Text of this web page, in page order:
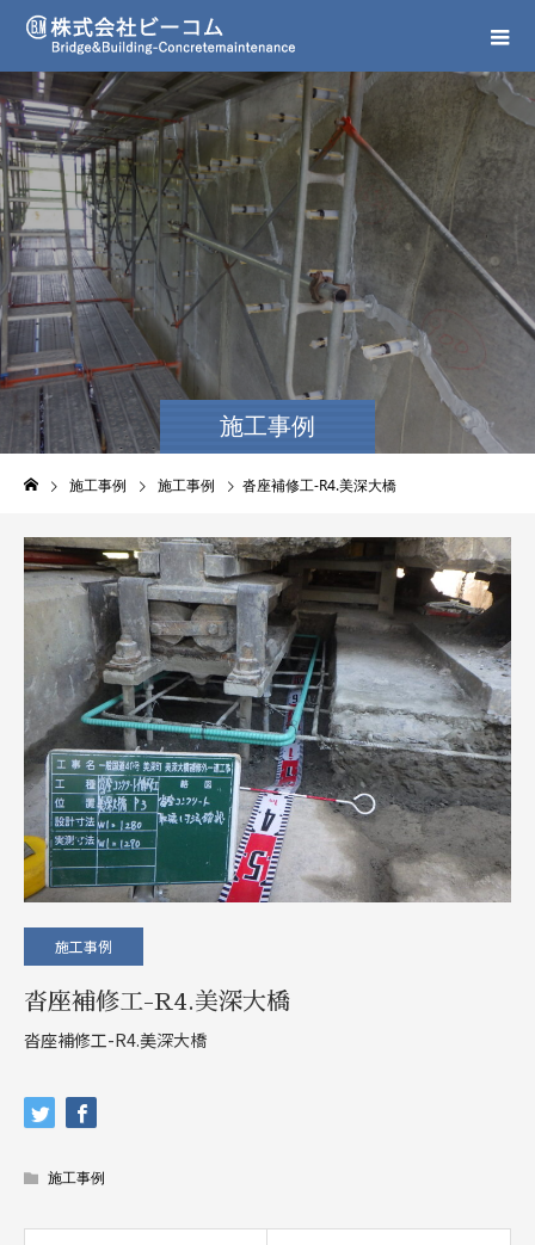
施工事例
施工事例 施工事例 沓座補修工-R4.美深大橋
施工事例
沓座補修工-R4.美深大橋
沓座補修工-R4.美深大橋
施工事例